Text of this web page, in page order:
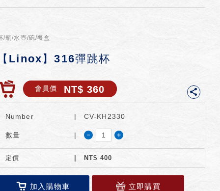
/瓶/水壺/碗/餐盒
Linox】316彈跳杯
會員價 NT$ 360
Number CV-KH2330
數量 － ＋
定價 NT$ 400
加入購物車 立即購買